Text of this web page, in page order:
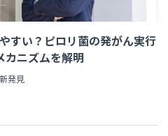
すい？ピロリ菌の発がん実行
カニズムを解明
発見